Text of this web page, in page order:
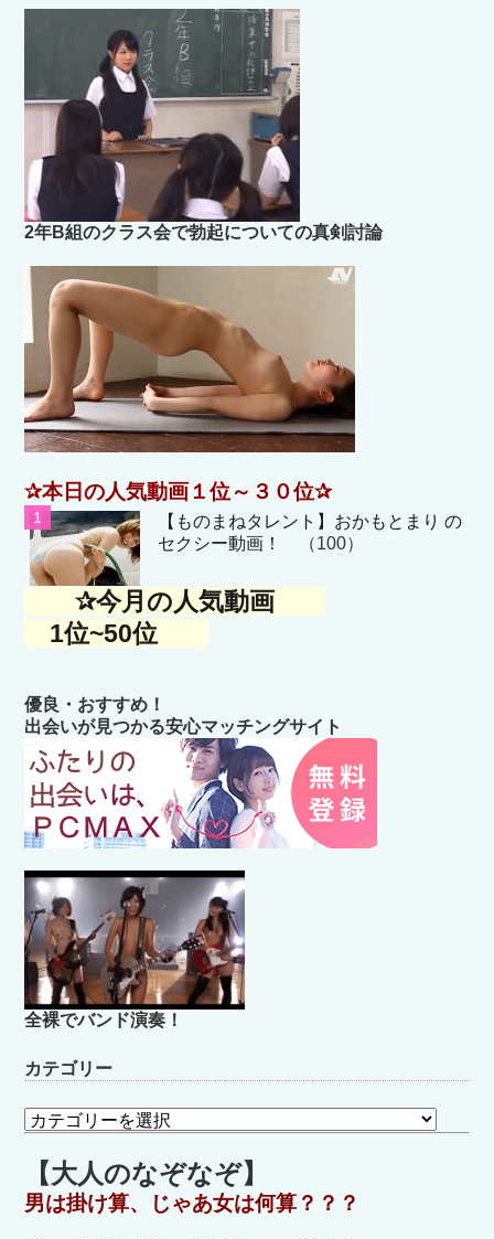
2年B組のクラス会で勃起についての真剣討論
✰本日の人気動画１位～３０位✰
【ものまねタレント】おかもとまり の
セクシー動画！
（100）
✰今月の人気動画
1位~50位
優良・おすすめ！
出会いが見つかる安心マッチングサイト
全裸でバンド演奏！
カテゴリー
カ
テ
ゴ
リ
ー
【大人のなぞなぞ】
男は掛け算、じゃあ女は何算？？？